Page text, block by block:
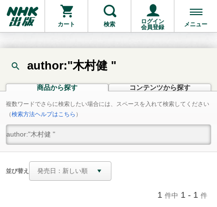
カート 検索
ログイン
会員登録
メニュー
author:"木村健 "
商品から探す コンテンツから探す
複数ワードでさらに検索したい場合には、スペースを入れて検索してください
（検索方法ヘルプはこちら ）
並び替え
1 件中 1 - 1 件